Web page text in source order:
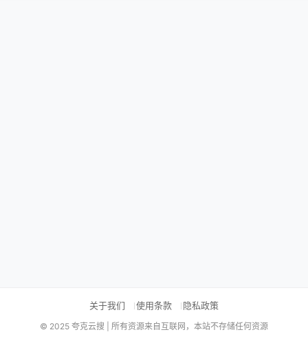
关于我们 使用条款 隐私政策
© 2025 夸克云搜 | 所有资源来自互联网，本站不存储任何资源